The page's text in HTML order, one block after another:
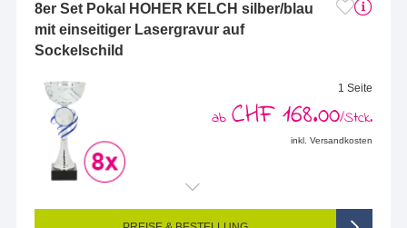
8er Set Pokal HOHER KELCH silber/blau
mit einseitiger Lasergravur auf
Sockelschild
1 Seite
ab CHF 168.00/Stck.
inkl. Versandkosten
Endformat (bedruckte Fläche): 48 x 15 mm
Seitigkeit: 1-seitig (Vorderseite graviert, Rückseite nicht graviert)
Einseitig graviert